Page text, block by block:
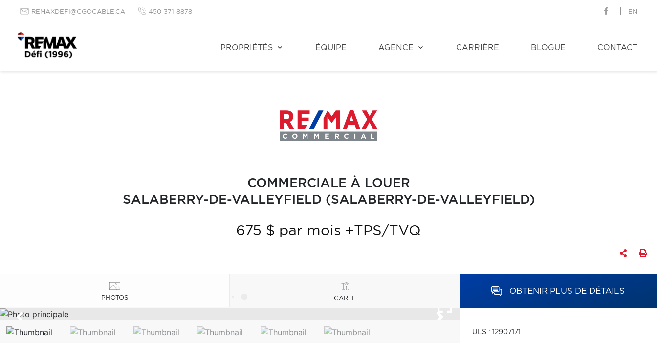
REMAXDEFI@CGOCABLE.CA 450-371-8878 EN
PROPRIÉTÉS ÉQUIPE AGENCE CARRIÈRE BLOGUE CONTACT
COMMERCIALE À LOUER
SALABERRY-DE-VALLEYFIELD (SALABERRY-DE-VALLEYFIELD)
675 $ par mois +TPS/TVQ
PHOTOS CARTE
OBTENIR PLUS DE DÉTAILS
ULS : 12907171